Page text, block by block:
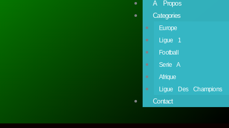
À Propos
Categories
Europe
Ligue 1
Football
Serie A
Afrique
Ligue Des Champions
Contact